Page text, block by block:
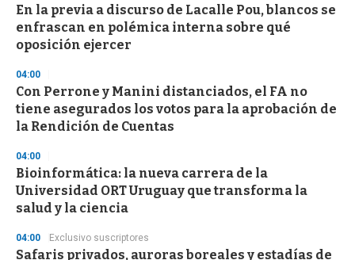
En la previa a discurso de Lacalle Pou, blancos se
enfrascan en polémica interna sobre qué
oposición ejercer
04:00
Con Perrone y Manini distanciados, el FA no
tiene asegurados los votos para la aprobación de
la Rendición de Cuentas
04:00
Bioinformática: la nueva carrera de la
Universidad ORT Uruguay que transforma la
salud y la ciencia
04:00 Exclusivo suscriptores
Safaris privados, auroras boreales y estadías de